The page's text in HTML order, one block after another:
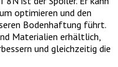
optimieren und den
Bodenhaftung führt.
Materialien erhältlich,
und gleichzeitig die